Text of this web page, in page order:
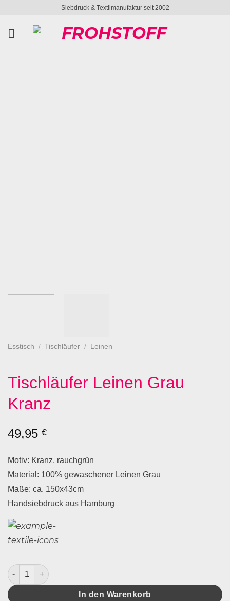
springen
Siebdruck & Textilmanufaktur seit 2002
Esstisch / Tischläufer / Leinen
Tischläufer Leinen Grau
Kranz
49,95 €
Motiv: Kranz, rauchgrün
Material: 100% gewaschener Leinen Grau
Maße: ca. 150x43cm
Handsiebdruck aus Hamburg
Tischläufer Leinen Grau Kranz Menge
In den Warenkorb